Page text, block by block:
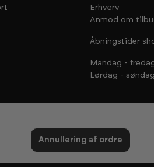
Erhverv
Anmod om
Åbningstider
Mandag -
Lørdag -
Annullering af ordre